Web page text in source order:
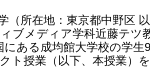
（所在地：東京都中野区
ブメディア学科近藤テツ
にある成均館大学校の学生
ト授業（以下、本授業）